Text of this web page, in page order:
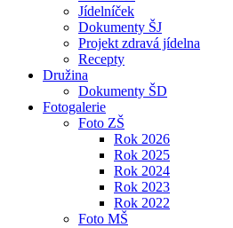
Jídelníček
Dokumenty ŠJ
Projekt zdravá jídelna
Recepty
Družina
Dokumenty ŠD
Fotogalerie
Foto ZŠ
Rok 2026
Rok 2025
Rok 2024
Rok 2023
Rok 2022
Foto MŠ